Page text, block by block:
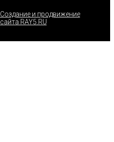
Создание и продвижение
сайта RAY5.RU